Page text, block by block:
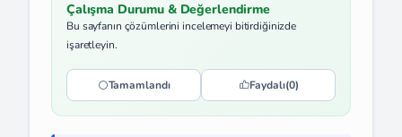
Çalışma Durumu & Değerlendirme
Bu sayfanın çözümlerini incelemeyi bitirdiğinizde
işaretleyin.
Tamamlandı Faydalı(0)